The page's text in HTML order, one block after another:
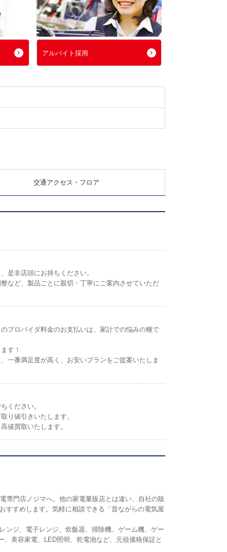
アルバイト採用
交通アクセス・フロア
是非店頭にお持ちください。
など、製品ごとに親切・丁寧にご案内させていただ
プロバイダ料金のお支払いは、家計での悩みの種で
す！
一番満足度が高く、お安いプランをご提案いたしま
ください。
り値引きいたします。
値買取いたします。
専門店ノジマへ。他の家電量販店とは違い、自社の販
すすめします。気軽に相談できる「昔ながらの電気屋
ンジ、電子レンジ、炊飯器、掃除機、ゲーム機、ゲー
美容家電、LED照明、乾電池など、元祖価格保証と